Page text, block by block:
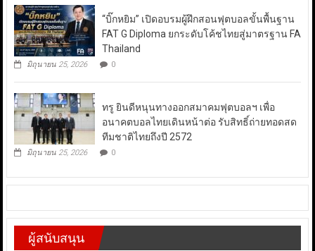
“บิ๊กหยิม” เปิดอบรมผู้ฝึกสอนฟุตบอลขั้นพื้นฐาน
FAT G Diploma ยกระดับโค้ชไทยสู่มาตรฐาน FA
Thailand
มิถุนายน 25, 2026 0
ทรู ยินดีหนุนทางออกสมาคมฟุตบอลฯ เพื่อ
อนาคตบอลไทยเดินหน้าต่อ รับสิทธิ์ถ่ายทอดสด
ทีมชาติไทยถึงปี 2572
มิถุนายน 25, 2026 0
ผู้สนับสนุน